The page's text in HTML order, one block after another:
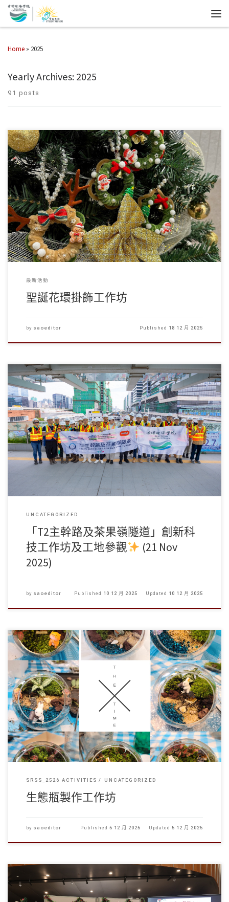
Home » 2025
Yearly Archives:2025
91 posts
學生事務處於2025年12月16日在學生宿舍舉辦「聖誕花環掛 […]
最新活動
聖誕花環掛飾工作坊
by saoeditor Published 18 12 月 2025
學生事務處於11月21日安排同學到訪T2社區聯絡中心，跟隨工 […]
UNCATEGORIZED
「T2主幹路及茶果嶺隧道」創新科
技工作坊及工地參觀
(21 Nov
2025)
by saoeditor Published 10 12 月 2025 Updated 10 12 月 2025
將一抹森林的寧靜，親手封存在玻璃瓶中，療癒日常 學生事務處 […]
SRSS_2526 ACTIVITIES UNCATEGORIZED
生態瓶製作工作坊
by saoeditor Published5 12 月 2025 Updated5 12 月 2025